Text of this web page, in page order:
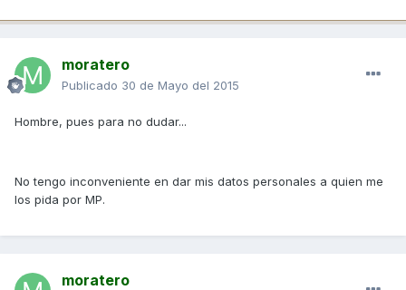
moratero
Publicado 30 de Mayo del 2015
Hombre, pues para no dudar...
No tengo inconveniente en dar mis datos personales a quien me
los pida por MP.
moratero